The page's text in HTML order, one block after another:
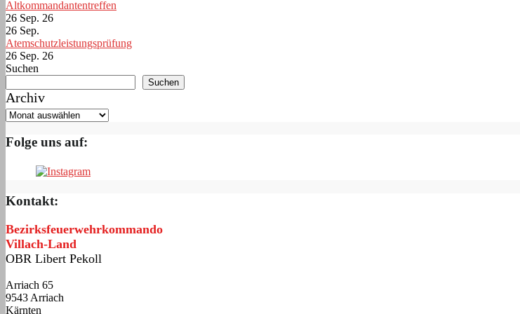
Altkommandantentreffen
26 Sep. 26
26 Sep.
Atemschutzleistungsprüfung
26 Sep. 26
Suchen
Suchen
Archiv
Folge uns auf:
Kontakt:
Bezirksfeuerwehrkommando
Villach-Land
OBR Libert Pekoll
Arriach 65
9543 Arriach
Kärnten